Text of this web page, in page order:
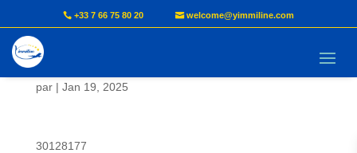
+33 7 66 75 80 20 welcome@yimmiline.com
KENFACK Marie Claude
par | Jan 19, 2025
30128177